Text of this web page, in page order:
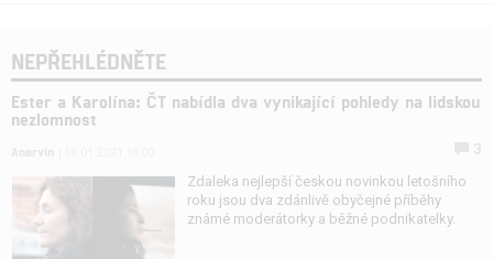
NEPŘEHLÉDNĚTE
Ester a Karolína: ČT nabídla dva vynikající pohledy na lidskou
nezlomnost
Zdaleka nejlepší českou novinkou letošního
roku jsou dva zdánlivě obyčejné příběhy
známé moderátorky a běžné podnikatelky.